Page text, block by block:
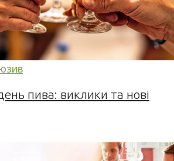
пива: виклики та нові